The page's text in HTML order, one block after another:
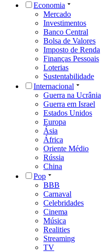
Economia
Mercado
Investimentos
Banco Central
Bolsa de Valores
Imposto de Renda
Finanças Pessoais
Loterias
Sustentabilidade
Internacional
Guerra na Ucrânia
Guerra em Israel
Estados Unidos
Europa
Ásia
África
Oriente Médio
Rússia
China
Pop
BBB
Carnaval
Celebridades
Cinema
Música
Realities
Streaming
TV